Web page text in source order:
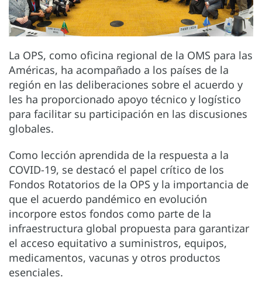
La OPS, como oficina regional de la OMS para las
Américas, ha acompañado a los países de la
región en las deliberaciones sobre el acuerdo y
les ha proporcionado apoyo técnico y logístico
para facilitar su participación en las discusiones
globales.
Como lección aprendida de la respuesta a la
COVID-19, se destacó el papel crítico de los
Fondos Rotatorios de la OPS y la importancia de
que el acuerdo pandémico en evolución
incorpore estos fondos como parte de la
infraestructura global propuesta para garantizar
el acceso equitativo a suministros, equipos,
medicamentos, vacunas y otros productos
esenciales.